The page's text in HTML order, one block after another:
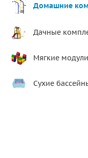
Домашние
Дачные
Мягкие модули
Сухие